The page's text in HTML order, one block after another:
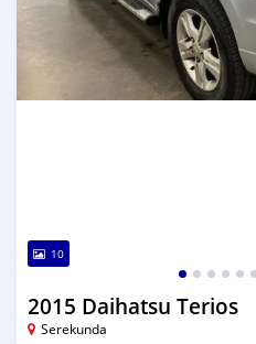
10
2015 Daihatsu Terios
Serekunda